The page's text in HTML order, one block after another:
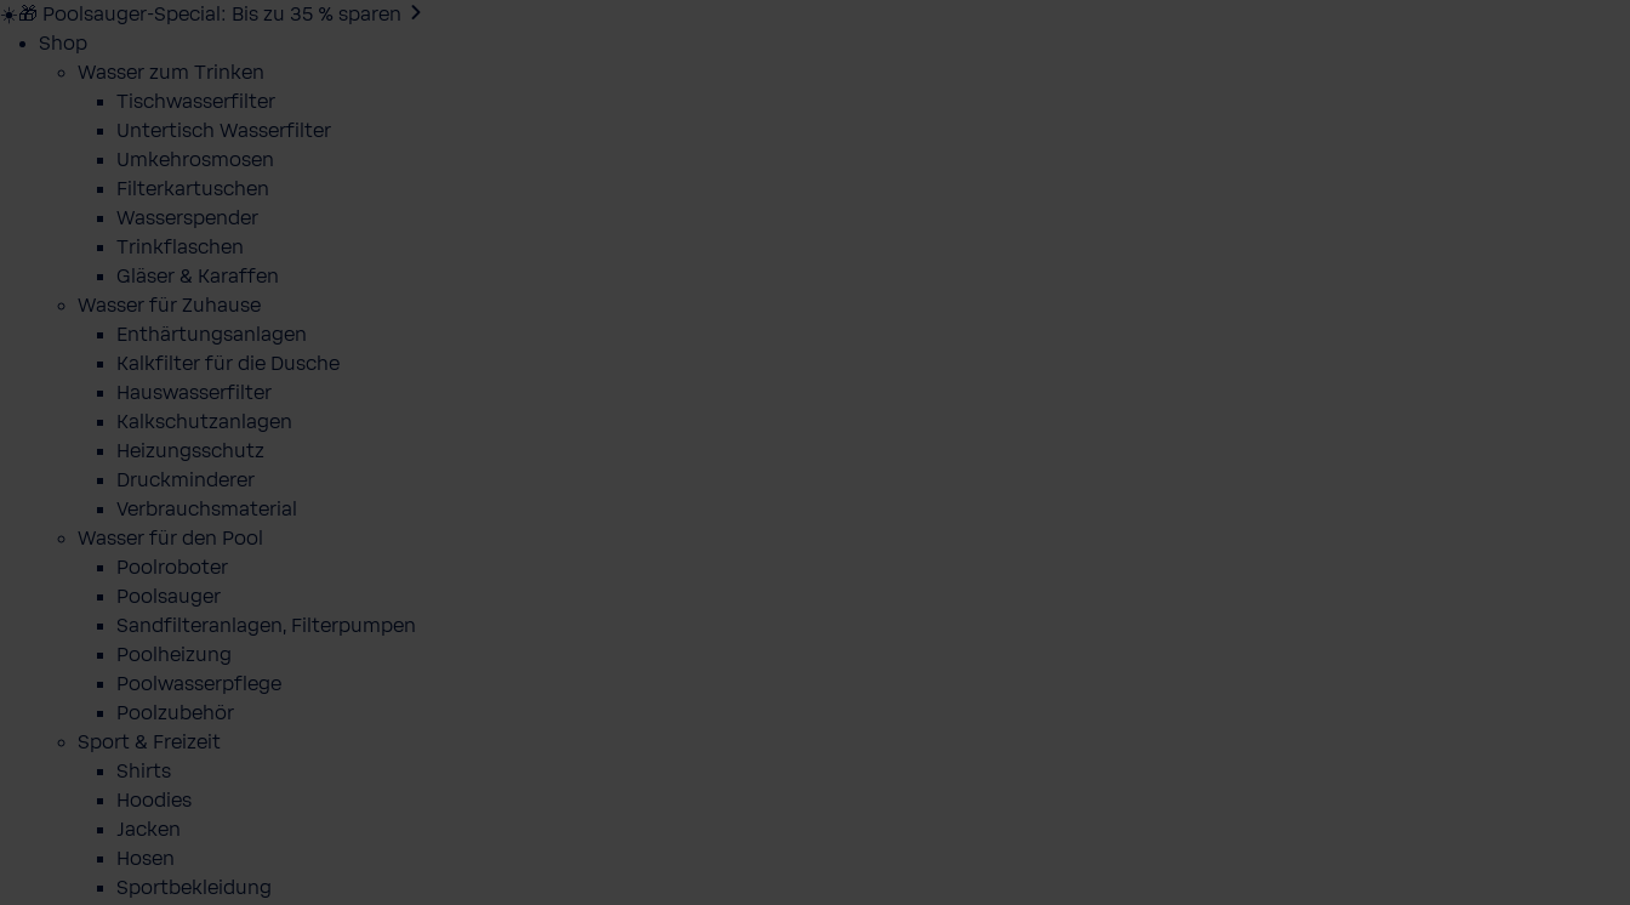
☀️🎁 Poolsauger-Special: Bis zu 35 % sparen
Shop
Wasser zum Trinken
Tischwasserfilter
Untertisch Wasserfilter
Umkehrosmosen
Filterkartuschen
Wasserspender
Trinkflaschen
Gläser & Karaffen
Wasser für Zuhause
Enthärtungsanlagen
Kalkfilter für die Dusche
Hauswasserfilter
Kalkschutzanlagen
Heizungsschutz
Druckminderer
Verbrauchsmaterial
Wasser für den Pool
Poolroboter
Poolsauger
Sandfilteranlagen, Filterpumpen
Poolheizung
Poolwasserpflege
Poolzubehör
Sport & Freizeit
Shirts
Hoodies
Jacken
Hosen
Sportbekleidung